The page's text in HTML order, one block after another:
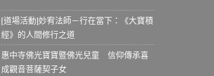
[道場活動]妙宥法師－行在當下：《大寶積
經》的人間修行之道
惠中寺佛光寶寶暨佛光兒童 信仰傳承喜
成觀音菩薩契子女